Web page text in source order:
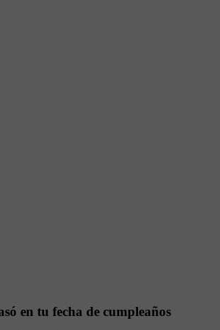
en tu fecha de cumpleaños